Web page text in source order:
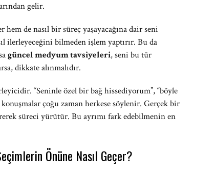
gelir.
de nasıl bir süreç yaşayacağına dair seni
ilerleyeceğini bilmeden işlem yaptırır. Bu da
güncel medyum tavsiyeleri, seni bu tür
dikkate alınmalıdır.
“Seninle özel bir bağ hissediyorum”, “böyle
çoğu zaman herkese söylenir. Gerçek bir
süreci yürütür. Bu ayrımı fark edebilmenin en
Önüne Nasıl Geçer?